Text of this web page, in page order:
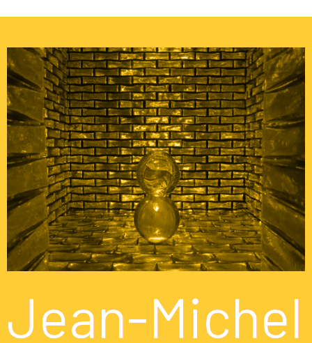
Jean-Michel